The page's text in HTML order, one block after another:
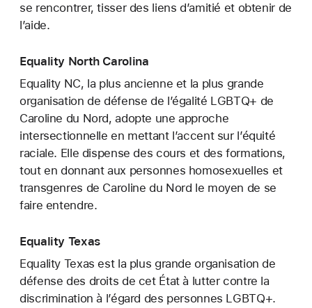
se rencontrer, tisser des liens d’amitié et obtenir de
l’aide.
Equality North Carolina
Equality NC, la plus ancienne et la plus grande
organisation de défense de l’égalité LGBTQ+ de
Caroline du Nord, adopte une approche
intersectionnelle en mettant l’accent sur l’équité
raciale. Elle dispense des cours et des formations,
tout en donnant aux personnes homosexuelles et
transgenres de Caroline du Nord le moyen de se
faire entendre.
Equality Texas
Equality Texas est la plus grande organisation de
défense des droits de cet État à lutter contre la
discrimination à l’égard des personnes LGBTQ+.